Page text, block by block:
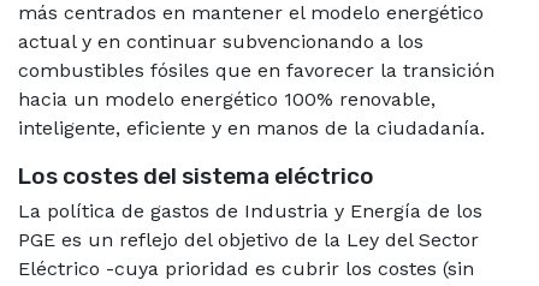
más centrados en mantener el modelo energético
actual y en continuar subvencionando a los
combustibles fósiles que en favorecer la transición
hacia un modelo energético 100% renovable,
inteligente, eficiente y en manos de la ciudadanía.
Los costes del sistema eléctrico
La política de gastos de Industria y Energía de los
PGE es un reflejo del objetivo de la Ley del Sector
Eléctrico -cuya prioridad es cubrir los costes (sin